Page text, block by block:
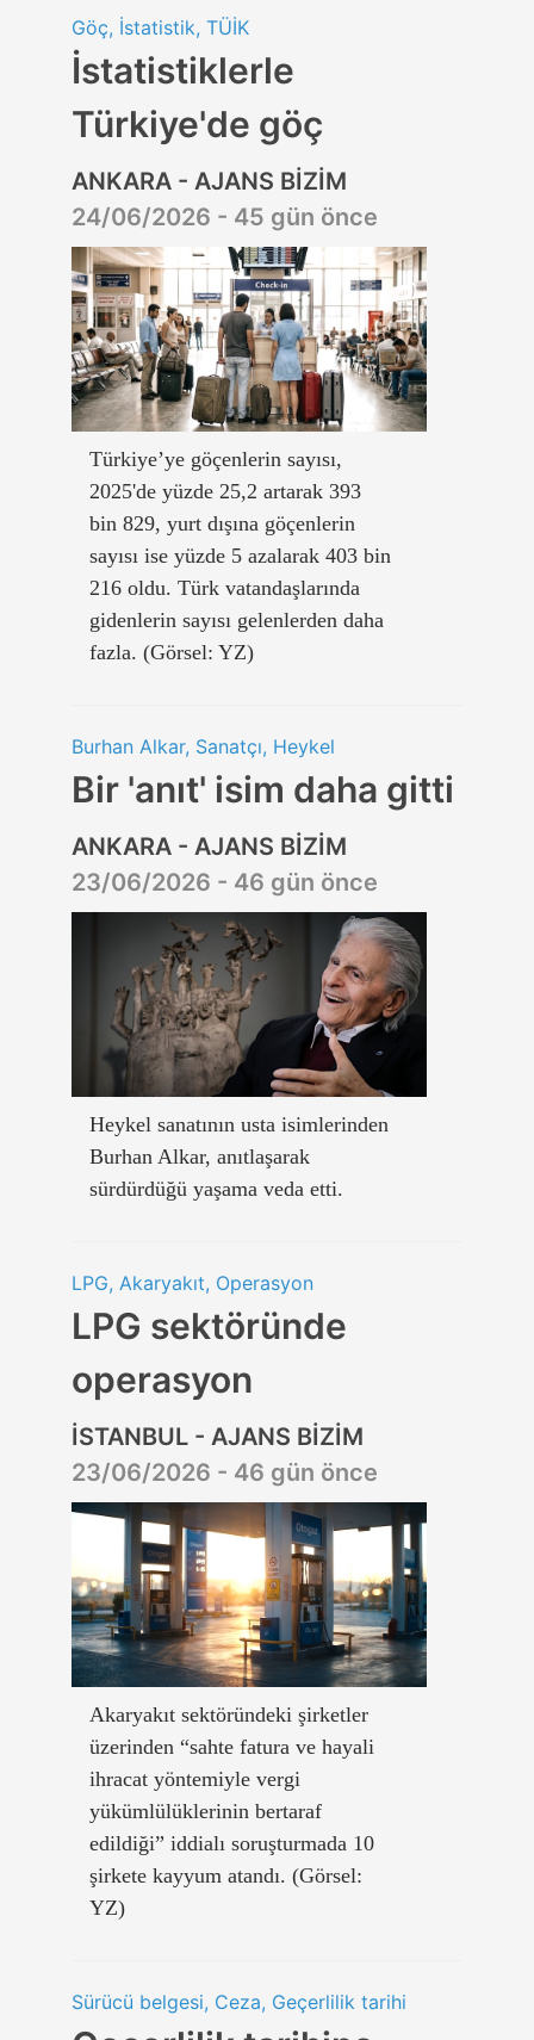
Göç, İstatistik, TÜİK
İstatistiklerle
Türkiye'de göç
ANKARA - AJANS BİZİM
24/06/2026 - 45 gün önce
Türkiye’ye göçenlerin sayısı,
2025'de yüzde 25,2 artarak 393
bin 829, yurt dışına göçenlerin
sayısı ise yüzde 5 azalarak 403 bin
216 oldu. Türk vatandaşlarında
gidenlerin sayısı gelenlerden daha
fazla. (Görsel: YZ)
Burhan Alkar, Sanatçı, Heykel
Bir 'anıt' isim daha gitti
ANKARA - AJANS BİZİM
23/06/2026 - 46 gün önce
Heykel sanatının usta isimlerinden
Burhan Alkar, anıtlaşarak
sürdürdüğü yaşama veda etti.
LPG, Akaryakıt, Operasyon
LPG sektöründe
operasyon
İSTANBUL - AJANS BİZİM
23/06/2026 - 46 gün önce
Akaryakıt sektöründeki şirketler
üzerinden “sahte fatura ve hayali
ihracat yöntemiyle vergi
yükümlülüklerinin bertaraf
edildiği” iddialı soruşturmada 10
şirkete kayyum atandı. (Görsel:
YZ)
Sürücü belgesi, Ceza, Geçerlilik tarihi